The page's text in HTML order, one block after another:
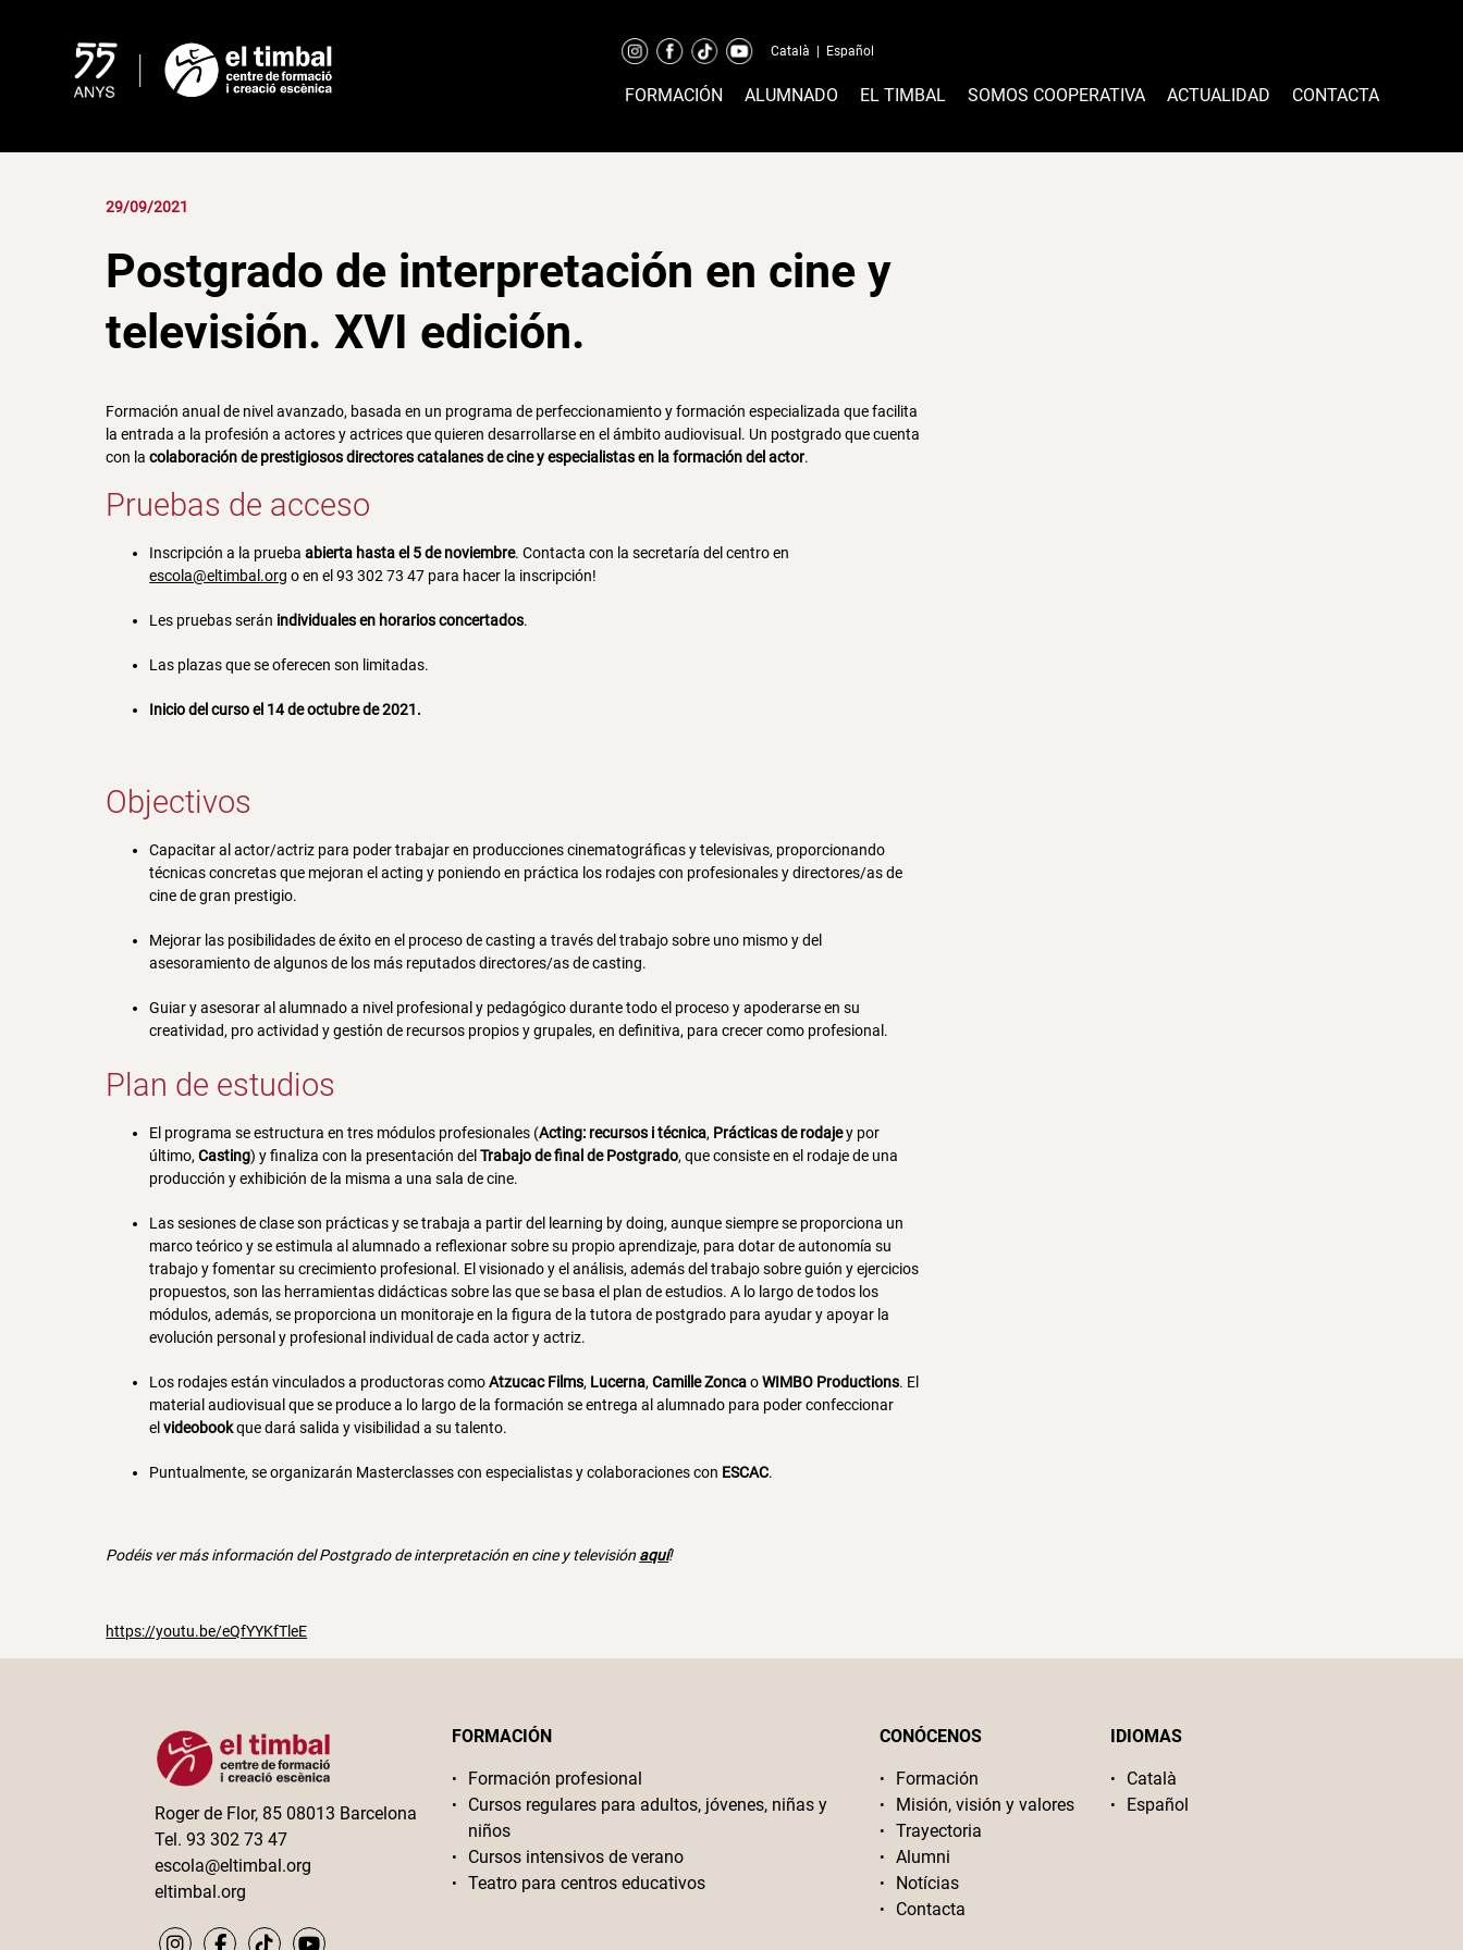
Català Español
FORMACIÓN ALUMNADO EL TIMBAL SOMOS COOPERATIVA ACTUALIDAD CONTACTA
29/09/2021
Postgrado de interpretación en cine y
televisión. XVI edición.
Formación anual de nivel avanzado, basada en un programa de perfeccionamiento y formación especializada que facilita
la entrada a la profesión a actores y actrices que quieren desarrollarse en el ámbito audiovisual. Un postgrado que cuenta
con lacolaboración de prestigiosos directores catalanes de cine y especialistas en la formación del actor.
Pruebas de acceso
Inscripción a la pruebaabierta hasta el 5 de noviembre. Contacta con la secretaría del centro en
escola@eltimbal.org o en el 93 302 73 47 para hacer la inscripción!
Les pruebas serán individuales en horarios concertados.
Las plazas que se oferecen son limitadas.
Inicio del curso el 14 de octubre de 2021.
Objectivos
Capacitar al actor/actriz para poder trabajar en producciones cinematográficas y televisivas, proporcionando
técnicas concretas que mejoran el acting y poniendo en práctica los rodajes con profesionales y directores/as de
cine de gran prestigio.
Mejorar las posibilidades de éxito en el proceso de casting a través del trabajo sobre uno mismo y del
asesoramiento de algunos de los más reputados directores/as de casting.
Guiar y asesorar al alumnado a nivel profesional y pedagógico durante todo el proceso y apoderarse en su
creatividad, pro actividad y gestión de recursos propios y grupales, en definitiva, para crecer como profesional.
Plan de estudios
El programa se estructura en tres módulos profesionales (Acting: recursos i técnica, Prácticas de rodajey por
último,Casting) y finaliza con la presentación delTrabajo de final de Postgrado, que consiste en el rodaje de una
producción y exhibición de la misma a una sala de cine.
Las sesiones de clase son prácticas y se trabaja a partir del learning by doing, aunque siempre se proporciona un
marco teórico y se estimula al alumnado a reflexionar sobre su propio aprendizaje, para dotar de autonomía su
trabajo y fomentar su crecimiento profesional. El visionado y el análisis, además del trabajo sobre guión y ejercicios
propuestos, son las herramientas didácticas sobre las que se basa el plan de estudios. A lo largo de todos los
módulos, además, se proporciona un monitoraje en la figura de la tutora de postgrado para ayudar y apoyar la
evolución personal y profesional individual de cada actor y actriz.
Los rodajes están vinculados a productoras comoAtzucac Films, Lucerna,Camille ZoncaoWIMBO Productions. El
material audiovisual que se produce a lo largo de la formación se entrega al alumnado para poder confeccionar
elvideobookque dará salida y visibilidad a su talento.
Puntualmente, se organizarán Masterclasses con especialistas y colaboraciones con ESCAC.
Podéis ver más información del Postgrado de interpretación en cine y televisión aquí!
https://youtu.be/eQfYYKfTleE
Roger de Flor, 85 08013 Barcelona
Tel. 93 302 73 47
escola@eltimbal.org
eltimbal.org
FORMACIÓN
Formación profesional
Cursos regulares para adultos, jóvenes, niñas y
niños
Cursos intensivos de verano
Teatro para centros educativos
CONÓCENOS
Formación
Misión, visión y valores
Trayectoria
Alumni
Notícias
Contacta
IDIOMAS
Català
Español